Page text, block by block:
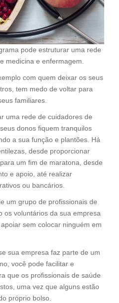
pode estruturar uma rede
medicina e enfermagem.
com quem deixar os seus
tem medo de voltar para
familiares.
uma rede de cuidadores de
donos fiquem tranquilos
a sua função e plantões. Há
desde proporcionar
um fim de maratona, desde
e apoio, até realizar
ou bancários.
um grupo de profissionais de
os voluntários da sua empresa
sem colocar ninguém em
sua empresa faz parte de um
você pode facilitar e
que os profissionais de saúde
uma vez que alguns estão
próprio bolso.